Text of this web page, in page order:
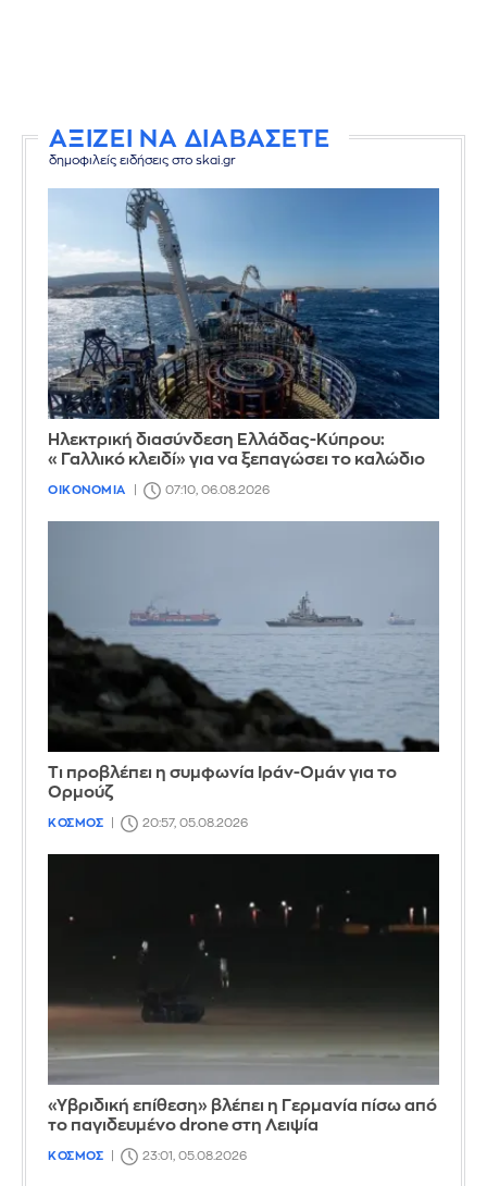
ΑΞΙΖΕΙ ΝΑ ΔΙΑΒΑΣΕΤΕ
δημοφιλείς ειδήσεις στο skai.gr
Ηλεκτρική διασύνδεση Ελλάδας-Κύπρου:
«Γαλλικό κλειδί» για να ξεπαγώσει το καλώδιο
ΟΙΚΟΝΟΜΙΑ 07:10, 06.08.2026
Τι προβλέπει η συμφωνία Ιράν-Ομάν για το
Ορμούζ
ΚΟΣΜΟΣ 20:57, 05.08.2026
«Υβριδική επίθεση» βλέπει η Γερμανία πίσω από
το παγιδευμένο drone στη Λειψία
ΚΟΣΜΟΣ 23:01, 05.08.2026